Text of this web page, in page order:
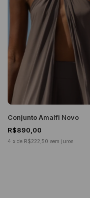
Conjunto Amalfi Novo
R$890,00
4 x de R$222,50 sem juros